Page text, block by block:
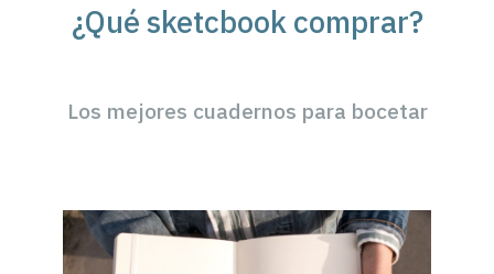
¿Qué sketcbook comprar?
Los mejores cuadernos para bocetar